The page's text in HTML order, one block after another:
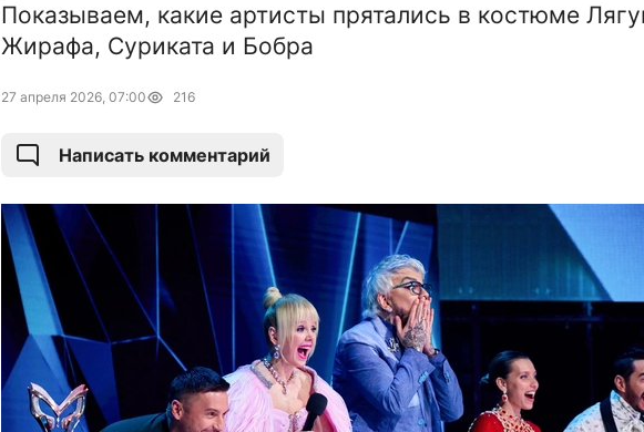
Показываем, какие артисты прятались в костюме
Жирафа, Суриката и Бобра
27 апреля 2026, 07:00 216
Написать комментарий